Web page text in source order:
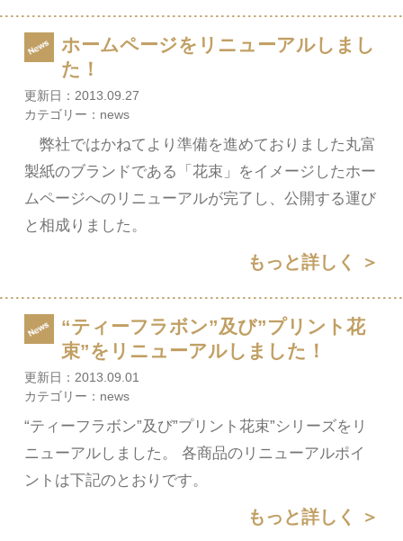
ホームページをリニューアルしまし
た！
更新日： 2013.09.27
カテゴリー： news
弊社ではかねてより準備を進めておりました丸富
製紙のブランドである「花束」をイメージしたホー
ムページへのリニューアルが完了し、公開する運び
と相成りました。
もっと詳しく ＞
“ティーフラボン”及び”プリント花
束”をリニューアルしました！
更新日： 2013.09.01
カテゴリー： news
“ティーフラボン”及び”プリント花束”シリーズをリ
ニューアルしました。 各商品のリニューアルポイ
ントは下記のとおりです。
もっと詳しく ＞